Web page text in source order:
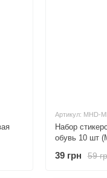
Артикул: MHD-
Набор
обувь 10 шт
59
39 грн